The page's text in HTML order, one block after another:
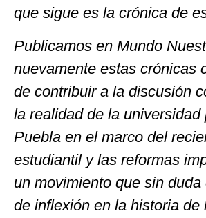
que sigue es la crónica de
Publicamos en Mundo
nuevamente estas crónicas
de contribuir a la discusión
la realidad de la universidad
Puebla en el marco del
estudiantil y las reformas
un movimiento que sin
de inflexión en la historia de